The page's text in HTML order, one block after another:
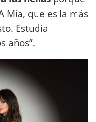
Mía, que es la más
Estudia
años”.